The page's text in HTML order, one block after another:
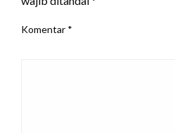
Komentar *